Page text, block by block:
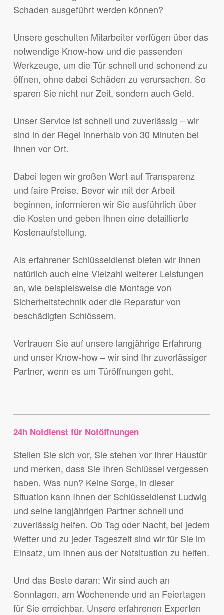
Schaden ausgeführt werden können?
Unsere geschulten Mitarbeiter verfügen über das
notwendige Know-how und die passenden
Werkzeuge, um die Tür schnell und schonend zu
öffnen, ohne dabei Schäden zu verursachen. So
sparen Sie nicht nur Zeit, sondern auch Geld.
Unser Service ist schnell und zuverlässig – wir
sind in der Regel innerhalb von 30 Minuten bei
Ihnen vor Ort.
Dabei legen wir großen Wert auf Transparenz
und faire Preise. Bevor wir mit der Arbeit
beginnen, informieren wir Sie ausführlich über
die Kosten und geben Ihnen eine detaillierte
Kostenaufstellung.
Als erfahrener Schlüsseldienst bieten wir Ihnen
natürlich auch eine Vielzahl weiterer Leistungen
an, wie beispielsweise die Montage von
Sicherheitstechnik oder die Reparatur von
beschädigten Schlössern.
Vertrauen Sie auf unsere langjährige Erfahrung
und unser Know-how – wir sind Ihr zuverlässiger
Partner, wenn es um Türöffnungen geht.
24h Notdienst für Notöffnungen
Stellen Sie sich vor, Sie stehen vor Ihrer Haustür
und merken, dass Sie Ihren Schlüssel vergessen
haben. Was nun? Keine Sorge, in dieser
Situation kann Ihnen der Schlüsseldienst Ludwig
und seine langjährigen Partner schnell und
zuverlässig helfen. Ob Tag oder Nacht, bei jedem
Wetter und zu jeder Tageszeit sind wir für Sie im
Einsatz, um Ihnen aus der Notsituation zu helfen.
Und das Beste daran: Wir sind auch an
Sonntagen, am Wochenende und an Feiertagen
für Sie erreichbar. Unsere erfahrenen Experten